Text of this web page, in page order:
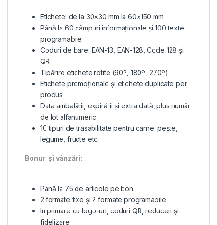
Etichete: de la 30×30 mm la 60×150 mm
Până la 60 câmpuri informaționale și 100 texte
programabile
Coduri de bare: EAN-13, EAN-128, Code 128 și
QR
Tipărire etichete rotite (90º, 180º, 270º)
Etichete promoționale și etichete duplicate per
produs
Data ambalării, expirării și extra dată, plus număr
de lot alfanumeric
10 tipuri de trasabilitate pentru carne, pește,
legume, fructe etc.
Bonuri și vânzări:
Până la 75 de articole pe bon
2 formate fixe și 2 formate programabile
Imprimare cu logo-uri, coduri QR, reduceri și
fidelizare